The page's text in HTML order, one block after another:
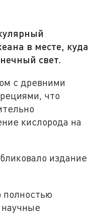
в месте, куда
свет.
с древними
что
кислорода на
издание
полностью